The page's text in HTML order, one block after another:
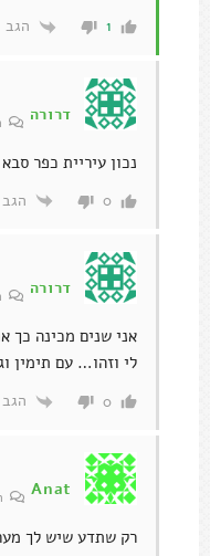
1 הגב
דרורה
נכון עיריית כפר
0 הגב
דרורה
אני שנים מכינה
לי וזהו… עם תימין
0 הגב
Anat
רק שתדע שיש לך